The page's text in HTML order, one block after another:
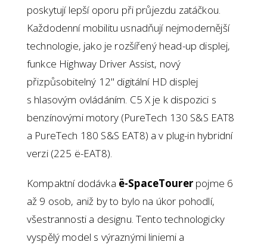
poskytují lepší oporu při průjezdu zatáčkou.
Každodenní mobilitu usnadňují nejmodernější
technologie, jako je rozšířený head-up displej,
funkce Highway Driver Assist, nový
přizpůsobitelný 12" digitální HD displej
s hlasovým ovládáním. C5 X je k dispozici s
benzínovými motory (PureTech 130 S&S EAT8
a PureTech 180 S&S EAT8) a v plug-in hybridní
verzi (225 ë-EAT8).
Kompaktní dodávka ë-SpaceTourerpojme 6
až 9 osob, aniž by to bylo na úkor pohodlí,
všestrannosti a designu. Tento technologicky
vyspělý model s výraznými liniemi a